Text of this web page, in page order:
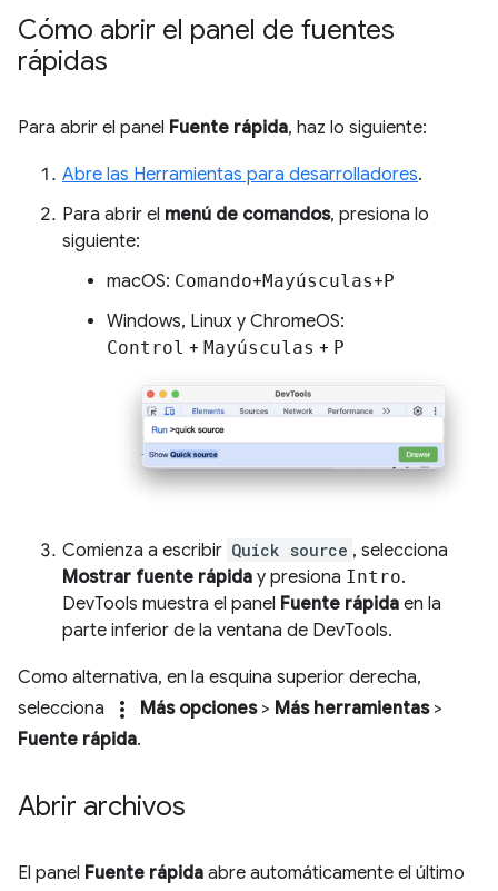
Cómo abrir el panel de fuentes
rápidas
Para abrir el panel Fuente rápida, haz lo siguiente:
Abre las Herramientas para desarrolladores.
Para abrir el menú de comandos, presiona lo
siguiente:
macOS: Comando+Mayúsculas+P
Windows, Linux y ChromeOS:
Control + Mayúsculas + P
Comienza a escribir Quick source , selecciona
Mostrar fuente rápida y presiona Intro.
DevTools muestra el panel Fuente rápida en la
parte inferior de la ventana de DevTools.
Como alternativa, en la esquina superior derecha,
selecciona
more_vert Más opciones> Más herramientas>
Fuente rápida.
Abrir archivos
El panel Fuente rápida abre automáticamente el último